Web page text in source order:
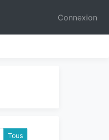
Connexion
Tous